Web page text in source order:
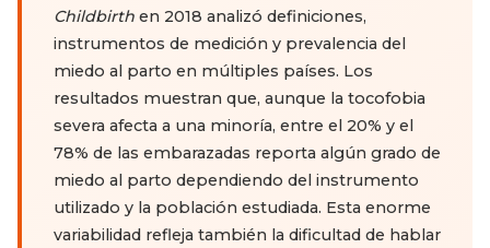
Childbirthen 2018 analizó definiciones,
instrumentos de medición y prevalencia del
miedo al parto en múltiples países. Los
resultados muestran que, aunque la tocofobia
severa afecta a una minoría, entre el 20% y el
78% de las embarazadas reporta algún grado de
miedo al parto dependiendo del instrumento
utilizado y la población estudiada. Esta enorme
variabilidad refleja también la dificultad de hablar